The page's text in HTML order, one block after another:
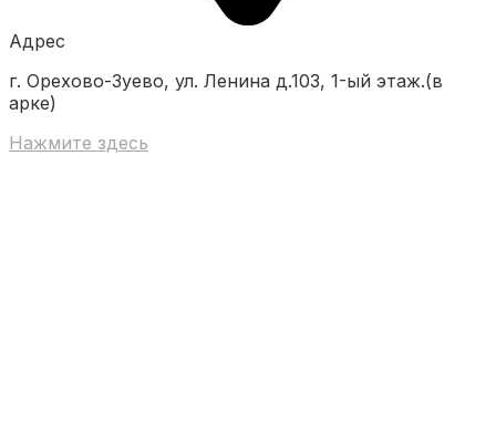
Адрес
г. Орехово-Зуево, ул. Ленина д.103, 1-ый этаж.(в
арке)
Нажмите здесь